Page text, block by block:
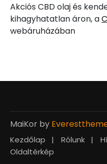
Akciós CBD olaj és
kihagyhatatlan áron, a
webáruházában
MaiKor by
Kezdőlap Rólunk
Oldaltérkép